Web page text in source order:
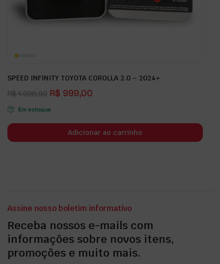
SPEED INFINITY TOYOTA COROLLA 2.0 – 2024+
R$1.098,90 R$ 999,00
Em estoque
Adicionar ao carrinho
Assine nosso boletim informativo
Receba nossos e-mails com
informações sobre novos itens,
promoções e muito mais.